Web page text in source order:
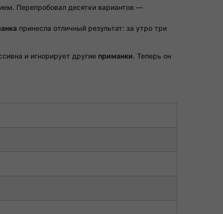
Перепробовал десятки вариантов —
принесла отличный результат: за утро три
и игнорирует другие приманки. Теперь он